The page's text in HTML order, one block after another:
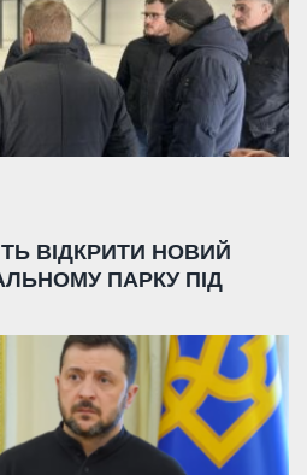
ВІДКРИТИ НОВИЙ
ПАРКУ ПІД